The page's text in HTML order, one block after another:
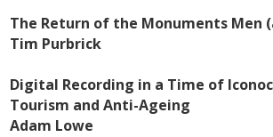
The Return of the Monuments Men
Tim Purbrick
Digital Recording in a Time of
Tourism and Anti-Ageing
Adam Lowe